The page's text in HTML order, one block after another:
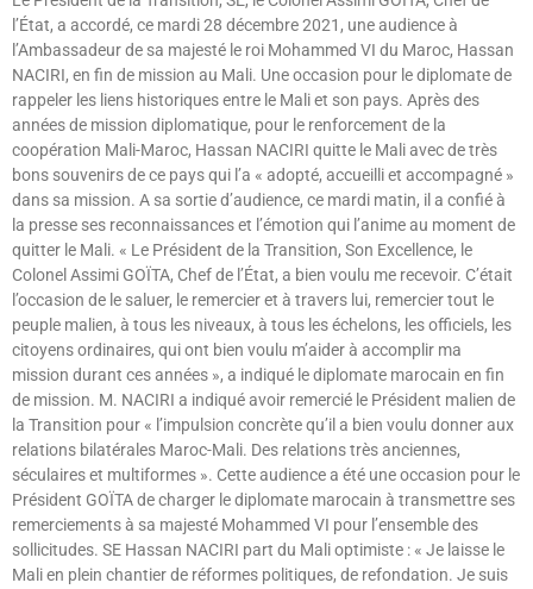
l’État, a accordé, ce mardi 28 décembre 2021, une audience à
l’Ambassadeur de sa majesté le roi Mohammed VI du Maroc, Hassan
NACIRI, en fin de mission au Mali. Une occasion pour le diplomate de
rappeler les liens historiques entre le Mali et son pays. Après des
années de mission diplomatique, pour le renforcement de la
coopération Mali-Maroc, Hassan NACIRI quitte le Mali avec de très
bons souvenirs de ce pays qui l’a « adopté, accueilli et accompagné »
dans sa mission. A sa sortie d’audience, ce mardi matin, il a confié à
la presse ses reconnaissances et l’émotion qui l’anime au moment de
quitter le Mali. « Le Président de la Transition, Son Excellence, le
Colonel Assimi GOÏTA, Chef de l’État, a bien voulu me recevoir. C’était
l’occasion de le saluer, le remercier et à travers lui, remercier tout le
peuple malien, à tous les niveaux, à tous les échelons, les officiels, les
citoyens ordinaires, qui ont bien voulu m’aider à accomplir ma
mission durant ces années », a indiqué le diplomate marocain en fin
de mission. M. NACIRI a indiqué avoir remercié le Président malien de
la Transition pour « l’impulsion concrète qu’il a bien voulu donner aux
relations bilatérales Maroc-Mali. Des relations très anciennes,
séculaires et multiformes ». Cette audience a été une occasion pour le
Président GOÏTA de charger le diplomate marocain à transmettre ses
remerciements à sa majesté Mohammed VI pour l’ensemble des
sollicitudes. SE Hassan NACIRI part du Mali optimiste : « Je laisse le
Mali en plein chantier de réformes politiques, de refondation. Je suis